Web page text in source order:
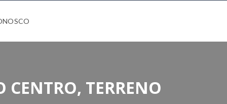
CENTRO, TERRENO